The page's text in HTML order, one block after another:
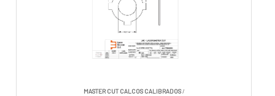
MASTER CUT CALCOS CALIBRADOS/